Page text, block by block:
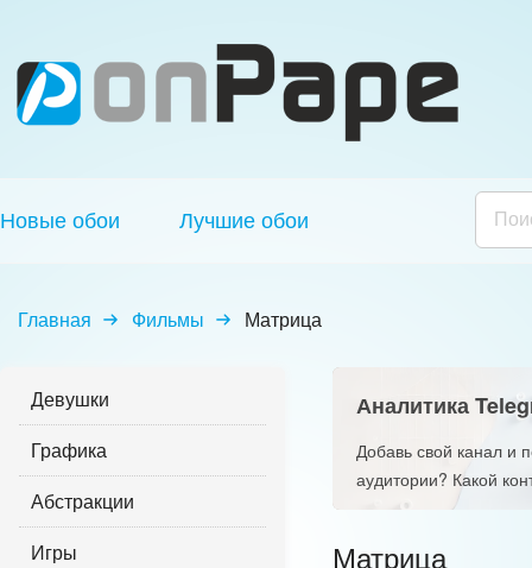
Новые обои Лучшие обои
Главная Фильмы Матрица
Девушки
Графика
Абстракции
Игры
Аналитика
Добавь свой канал и
аудитории? Какой
Матрица